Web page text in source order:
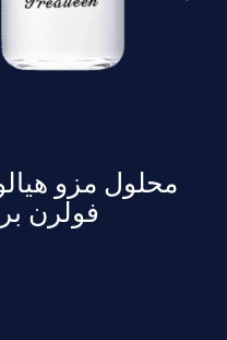
محلول مزو
فولرن